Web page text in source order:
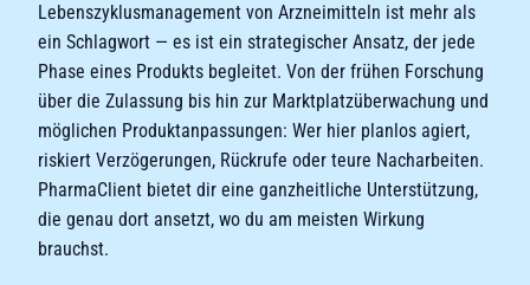
Lebenszyklusmanagement von Arzneimitteln ist mehr als
ein Schlagwort — es ist ein strategischer Ansatz, der jede
Phase eines Produkts begleitet. Von der frühen Forschung
über die Zulassung bis hin zur Marktplatzüberwachung und
möglichen Produktanpassungen: Wer hier planlos agiert,
riskiert Verzögerungen, Rückrufe oder teure Nacharbeiten.
PharmaClient bietet dir eine ganzheitliche Unterstützung,
die genau dort ansetzt, wo du am meisten Wirkung
brauchst.